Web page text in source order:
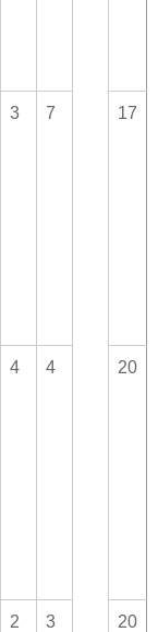
3 7 17
4 4 20
2 3 20